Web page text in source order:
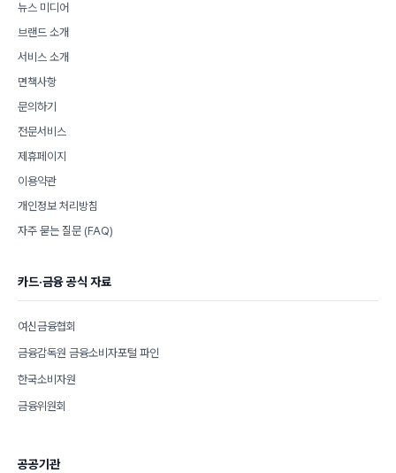
뉴스 미디어
브랜드 소개
서비스 소개
면책사항
문의하기
전문서비스
제휴페이지
이용약관
개인정보 처리방침
자주 묻는 질문 (FAQ)
카드·금융 공식 자료
여신금융협회
금융감독원 금융소비자포털 파인
한국소비자원
금융위원회
공공기관